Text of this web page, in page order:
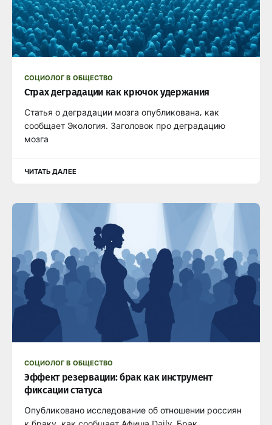
СОЦИОЛОГ В ОБЩЕСТВО
Страх деградации как крючок удержания
Статья о деградации мозга опубликована, как
сообщает Экология. Заголовок про деградацию
мозга
ЧИТАТЬ ДАЛЕЕ
СОЦИОЛОГ В ОБЩЕСТВО
Эффект резервации: брак как инструмент
фиксации статуса
Опубликовано исследование об отношении россиян